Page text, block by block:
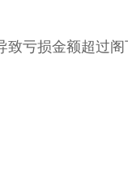
亏损金额超过